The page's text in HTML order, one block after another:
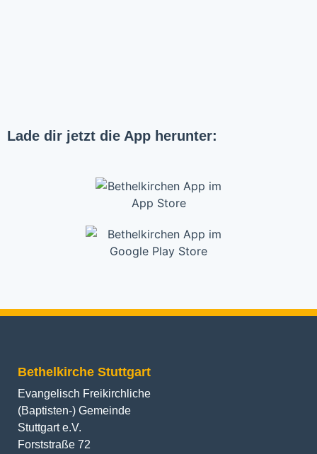
Lade dir jetzt die App herunter:
Bethelkirche Stuttgart
Evangelisch Freikirchliche
(Baptisten-) Gemeinde
Stuttgart e.V.
Forststraße 72